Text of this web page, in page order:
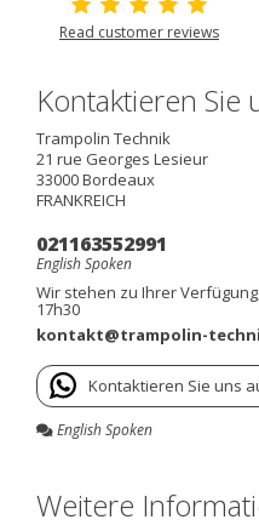
Read customer reviews
Kontaktieren Sie
Trampolin Technik
21 rue Georges Lesieur
33000Bordeaux
FRANKREICH
021163552991
English Spoken
Wir stehen zu Ihrer
17h30
kontakt@trampolin-
Kontaktieren Sie uns
English Spoken
Weitere